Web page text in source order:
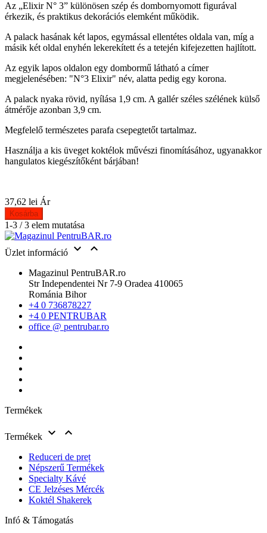
Az „Elixir N° 3” különösen szép és dombornyomott figurával
érkezik, és praktikus dekorációs elemként működik.
A palack hasának két lapos, egymással ellentétes oldala van, míg a
másik két oldal enyhén lekerekített és a tetején kifejezetten hajlított.
Az egyik lapos oldalon egy dombormű látható a címer
megjelenésében: "N°3 Elixir" név, alatta pedig egy korona.
A palack nyaka rövid, nyílása 1,9 cm. A gallér széles szélének külső
átmérője azonban 3,9 cm.
Megfelelő természetes parafa csepegtetőt tartalmaz.
Használja a kis üveget koktélok művészi finomításához, ugyanakkor
hangulatos kiegészítőként bárjában!
37,62 lei Ár
Kosárba
1-3 / 3 elem mutatása
Üzlet információ  
Magazinul PentruBAR.ro
Str Independentei Nr 7-9 Oradea 410065
Románia Bihor
+4 0 736878227
+4 0 PENTRUBAR
office @ pentrubar.ro
Termékek
Termékek  
Reduceri de preț
Népszerű Termékek
Specialty Kávé
CE Jelzéses Mércék
Koktél Shakerek
Infó & Támogatás